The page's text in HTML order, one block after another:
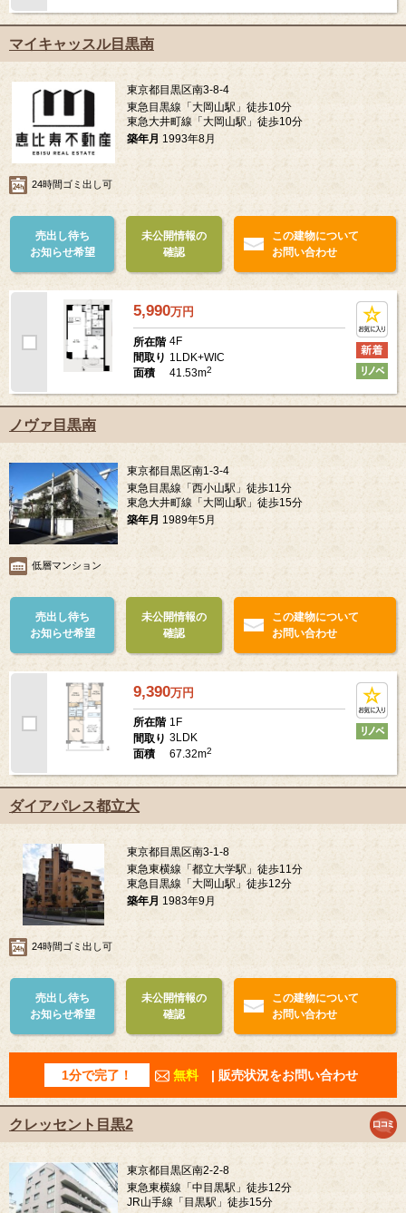
マイキャッスル目黒南
東京都目黒区南3-8-4
東急目黒線「大岡山駅」徒歩10分
東急大井町線「大岡山駅」徒歩10分
築年月 1993年8月
24時間ゴミ出し可
売出し待ち
お知らせ希望
未公開情報の
確認
この建物について
お問い合わせ
5,990万円
所在階 4F
間取り 1LDK+WIC
面積
41.53m2
ノヴァ目黒南
東京都目黒区南1-3-4
東急目黒線「西小山駅」徒歩11分
東急大井町線「大岡山駅」徒歩15分
築年月 1989年5月
低層マンション
売出し待ち
お知らせ希望
未公開情報の
確認
この建物について
お問い合わせ
9,390万円
所在階 1F
間取り 3LDK
面積
67.32m2
ダイアパレス都立大
東京都目黒区南3-1-8
東急東横線「都立大学駅」徒歩11分
東急目黒線「大岡山駅」徒歩12分
築年月 1983年9月
24時間ゴミ出し可
売出し待ち
お知らせ希望
未公開情報の
確認
この建物について
お問い合わせ
1分で完了！ 無料 | 販売状況をお問い合わせ
クレッセント目黒2
東京都目黒区南2-2-8
東急東横線「中目黒駅」徒歩12分
JR山手線「目黒駅」徒歩15分